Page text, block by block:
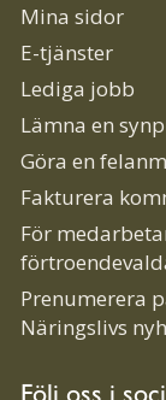
Mina sidor
E-tjänster
Lediga jobb
Lämna en
Göra en
Fakturera
För
Prenumerera
Näringslivs
Följ oss i